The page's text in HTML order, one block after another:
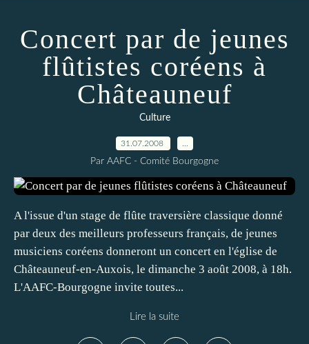
Concert par de jeunes
flûtistes coréens à
Châteauneuf
Culture
31.07.2008
Par AAFC - Comité Bourgogne
A l'issue d'un stage de flûte traversière classique donné
par deux des meilleurs professeurs français, de jeunes
musiciens coréens donneront un concert en l'église de
Châteauneuf-en-Auxois, le dimanche 3 août 2008, à 18h.
L'AAFC-Bourgogne invite toutes...
Lire la suite